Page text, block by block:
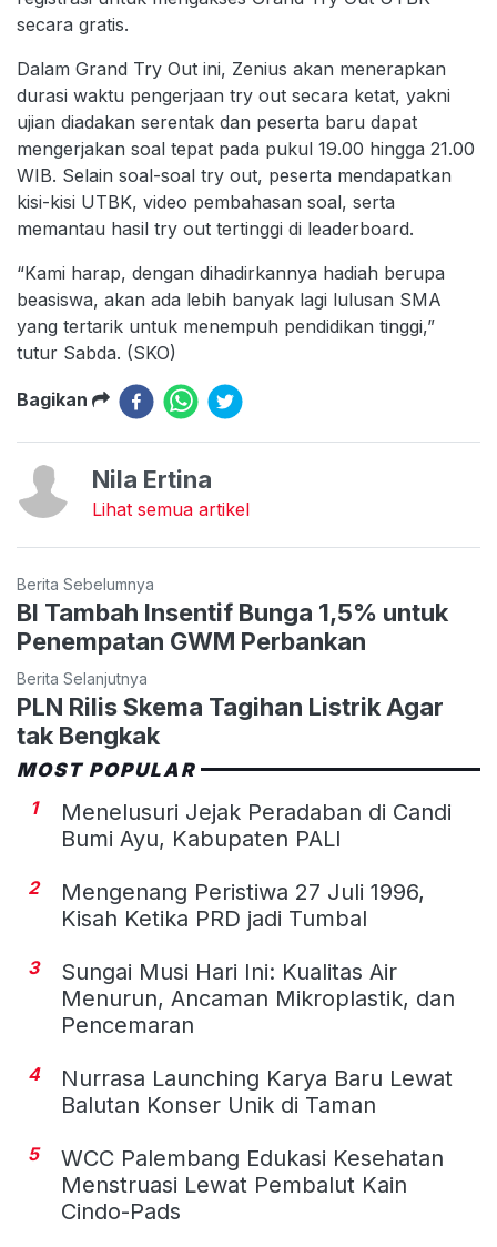
secara gratis.
Dalam Grand Try Out ini, Zenius akan menerapkan
durasi waktu pengerjaan try out secara ketat, yakni
ujian diadakan serentak dan peserta baru dapat
mengerjakan soal tepat pada pukul 19.00 hingga 21.00
WIB. Selain soal-soal try out, peserta mendapatkan
kisi-kisi UTBK, video pembahasan soal, serta
memantau hasil try out tertinggi di leaderboard.
“Kami harap, dengan dihadirkannya hadiah berupa
beasiswa, akan ada lebih banyak lagi lulusan SMA
yang tertarik untuk menempuh pendidikan tinggi,”
tutur Sabda. (SKO)
Bagikan
Nila Ertina
Lihat semua artikel
Berita Sebelumnya
BI Tambah Insentif Bunga 1,5% untuk
Penempatan GWM Perbankan
Berita Selanjutnya
PLN Rilis Skema Tagihan Listrik Agar
tak Bengkak
MOST POPULAR
1
Menelusuri Jejak Peradaban di Candi
Bumi Ayu, Kabupaten PALI
2
Mengenang Peristiwa 27 Juli 1996,
Kisah Ketika PRD jadi Tumbal
3
Sungai Musi Hari Ini: Kualitas Air
Menurun, Ancaman Mikroplastik, dan
Pencemaran
4
Nurrasa Launching Karya Baru Lewat
Balutan Konser Unik di Taman
5
WCC Palembang Edukasi Kesehatan
Menstruasi Lewat Pembalut Kain
Cindo-Pads